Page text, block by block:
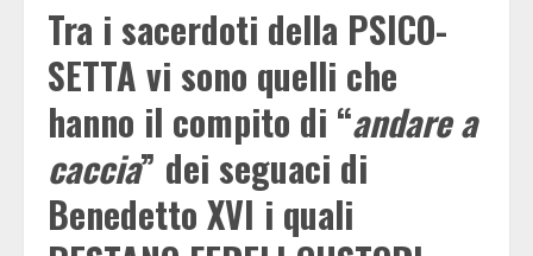
Tra i sacerdoti della PSICO-
SETTA vi sono quelli che
hanno il compito di “andare a
caccia” dei seguaci di
Benedetto XVI i quali